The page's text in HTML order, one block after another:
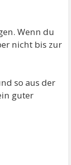
Wenn du
nicht bis zur
so aus der
guter